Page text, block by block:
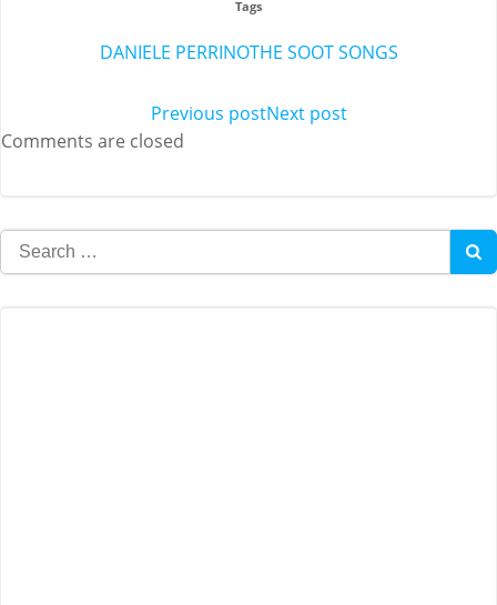
Tags
DANIELE PERRINOTHE SOOT SONGS
Post
Previous postPost
Next post
Comments are closed
Search
for: